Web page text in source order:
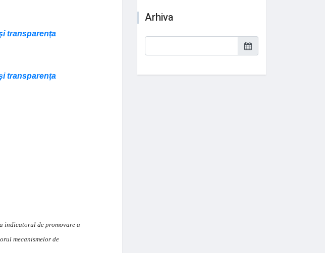
transparența
transparența
indicatorul de promovare a
mecanismelor de
Arhiva